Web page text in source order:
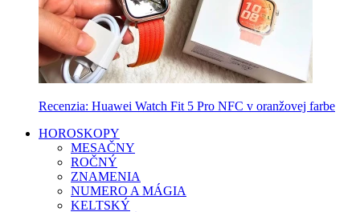
Recenzia: Huawei Watch Fit 5 Pro NFC v oranžovej farbe
HOROSKOPY
MESAČNY
ROČNÝ
ZNAMENIA
NUMERO A MÁGIA
KELTSKÝ